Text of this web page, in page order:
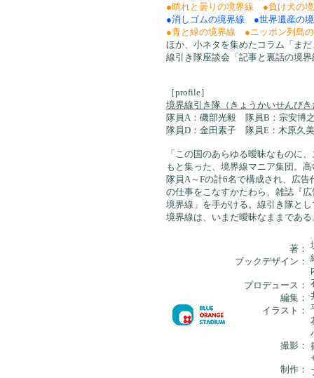
●晴れと曇りの境界線 ●負け犬の
●消しゴムの境界線 ●世界遺産の
●青と緑の境界線 ●ニッポン列島
ほか、小ネタを集めたコラム「ま
線引き隊座談会「記事と裏話の境界
［profile］
境界線引き隊（きょうかいせんびき
隊員A：磯部光毅 隊員B：宗安
隊員D：金田素子 隊員E：木原久
「この国のあらゆる曖昧なものに
もと集った、境界線マニア集団。
隊員A～Fの計6名で構成され、広
の仕事をこなすかたわら、雑誌『
境界線」を手がける。線引き隊と
境界線は、いまだ曖昧なままである
著：
ブックデザイン：
プロデュース：
編集：
イラスト：
撮影：
制作：